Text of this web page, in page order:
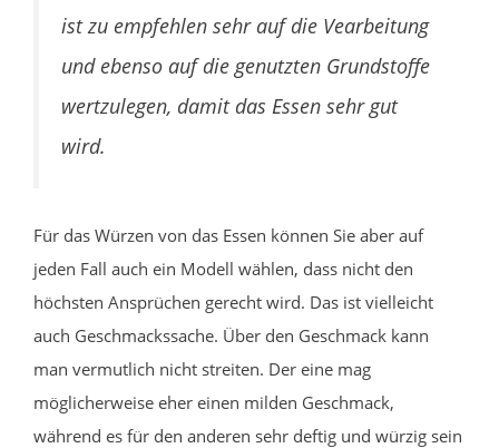
ist zu empfehlen sehr auf die Vearbeitung
und ebenso auf die genutzten Grundstoffe
wertzulegen, damit das Essen sehr gut
wird.
Für das Würzen von das Essen können Sie aber auf
jeden Fall auch ein Modell wählen, dass nicht den
höchsten Ansprüchen gerecht wird. Das ist vielleicht
auch Geschmackssache. Über den Geschmack kann
man vermutlich nicht streiten. Der eine mag
möglicherweise eher einen milden Geschmack,
während es für den anderen sehr deftig und würzig sein